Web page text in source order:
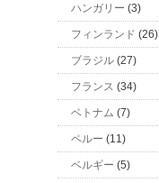
ハンガリー (3)
フィンランド (26)
ブラジル (27)
フランス (34)
ベトナム (7)
ペルー (11)
ベルギー (5)